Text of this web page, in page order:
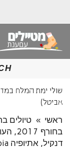
אביטל)
ראשי » טיולים
בחורף 2017, העונה היבשה
דנקיל, אתיופיה ethiopia (© ד"ר ענת אביטל)